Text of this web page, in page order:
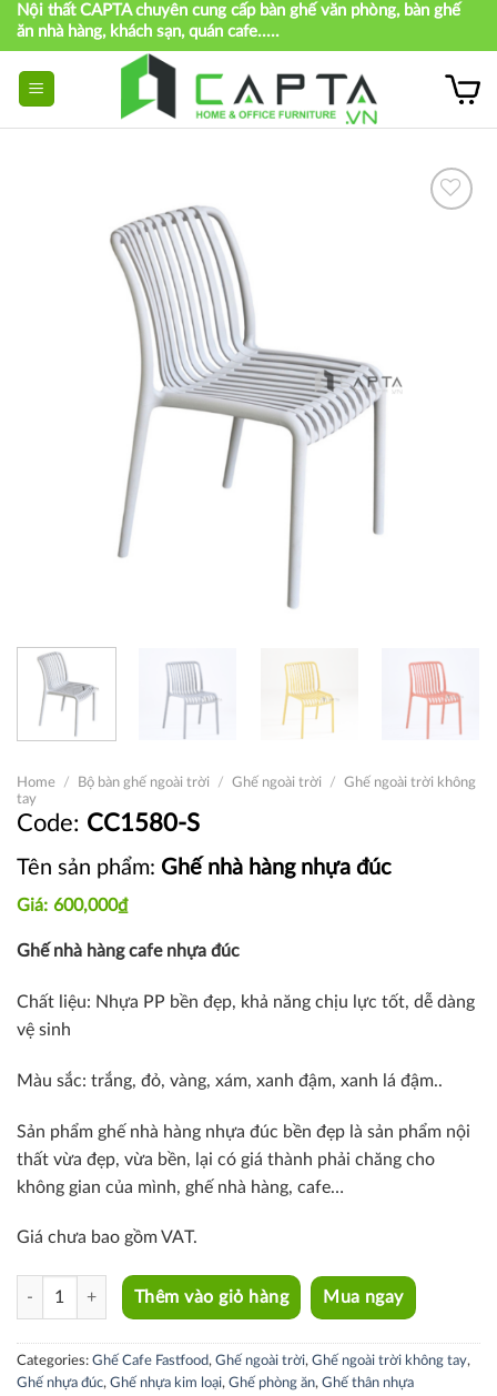
Skip
content
Nội thất CAPTA chuyên cung cấp bàn ghế văn phòng, bàn ghế
ăn nhà hàng, khách sạn, quán cafe.....
Home / Bộ bàn ghế ngoài trời / Ghế ngoài trời / Ghế ngoài trời không
tay
CC1580-S
Tên sản phẩm: Ghế nhà hàng nhựa đúc
600,000₫
Ghế nhà hàng cafe nhựa đúc
Chất liệu: Nhựa PP bền đẹp, khả năng chịu lực tốt, dễ dàng
vệ sinh
Màu sắc: trắng, đỏ, vàng, xám, xanh đậm, xanh lá đậm..
Sản phẩm ghế nhà hàng nhựa đúc bền đẹp là sản phẩm nội
thất vừa đẹp, vừa bền, lại có giá thành phải chăng cho
không gian của mình, ghế nhà hàng, cafe…
Giá chưa bao gồm VAT.
CC1580-S quantity
Thêm vào giỏ hàng Mua ngay
Categories: Ghế Cafe Fastfood, Ghế ngoài trời, Ghế ngoài trời không tay,
Ghế nhựa đúc, Ghế nhựa kim loại, Ghế phòng ăn, Ghế thân nhựa